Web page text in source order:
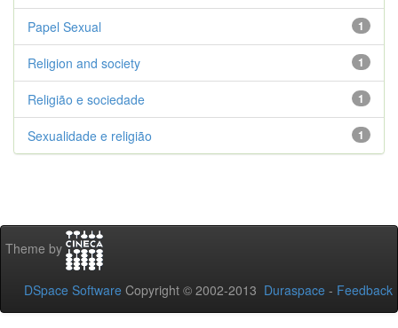
1
Papel Sexual
1
Religion and society
1
Religião e sociedade
1
Sexualidade e religião
Theme by
DSpace Software Copyright © 2002-2013 Duraspace - Feedback